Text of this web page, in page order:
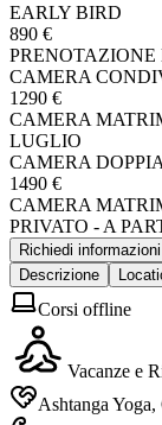
EARLY BIRD
890 €
PRENOTAZIONE
CAMERA
1290 €
CAMERA
LUGLIO
CAMERA
1490 €
CAMERA
PRIVATO - A
Richiedi informazioni
Descrizione
Corsi offline
Vacanze e
Ashtanga